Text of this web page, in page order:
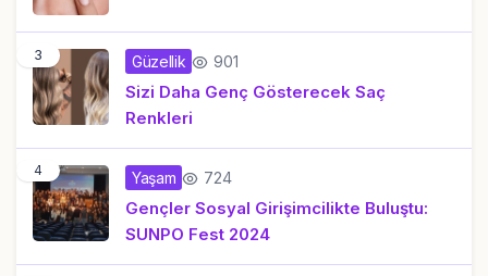
3 Güzellik 901
Sizi Daha Genç Gösterecek Saç
Renkleri
4 Yaşam 724
Gençler Sosyal Girişimcilikte Buluştu:
SUNPO Fest 2024